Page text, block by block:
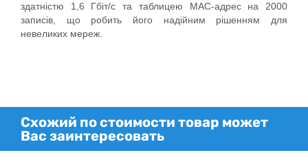
здатністю 1,6 Гбіт/с та таблицею MAC-адрес на 2000
записів, що робить його надійним рішенням для
невеликих мереж.
Схожий по стоимости товар может
Вас заинтересовать